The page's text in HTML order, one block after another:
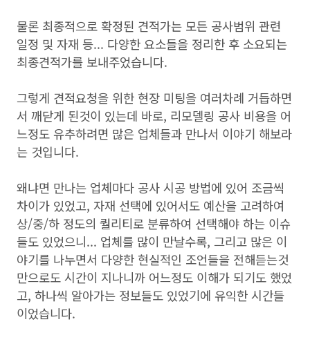
물론 최종적으로 확정된 견적가는 모든 공사범위 관련
일정 및 자재 등... 다양한 요소들을 정리한 후 소요되는
최종견적가를 보내주었습니다.
그렇게 견적요청을 위한 현장 미팅을 여러차례 거듭하면
서 깨닫게 된것이 있는데 바로, 리모델링 공사 비용을 어
느정도 유추하려면 많은 업체들과 만나서 이야기 해보라
는 것입니다.
왜냐면 만나는 업체마다 공사 시공 방법에 있어 조금씩
차이가 있었고, 자재 선택에 있어서도 예산을 고려하여
상/중/하 정도의 퀄리티로 분류하여 선택해야 하는 이슈
들도 있었으니... 업체를 많이 만날수록, 그리고 많은 이
야기를 나누면서 다양한 현실적인 조언들을 전해듣는것
만으로도 시간이 지나니까 어느정도 이해가 되기도 했었
고, 하나씩 알아가는 정보들도 있었기에 유익한 시간들
이었습니다.